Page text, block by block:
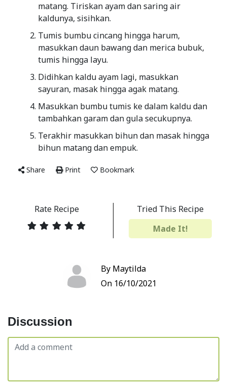
matang. Tiriskan ayam dan saring air
kaldunya, sisihkan.
Tumis bumbu cincang hingga harum,
masukkan daun bawang dan merica bubuk,
tumis hingga layu.
Didihkan kaldu ayam lagi, masukkan
sayuran, masak hingga agak matang.
Masukkan bumbu tumis ke dalam kaldu dan
tambahkan garam dan gula secukupnya.
Terakhir masukkan bihun dan masak hingga
bihun matang dan empuk.
Share Print Bookmark
Rate Recipe
Tried This Recipe
Made It!
By Maytilda
On 16/10/2021
Discussion